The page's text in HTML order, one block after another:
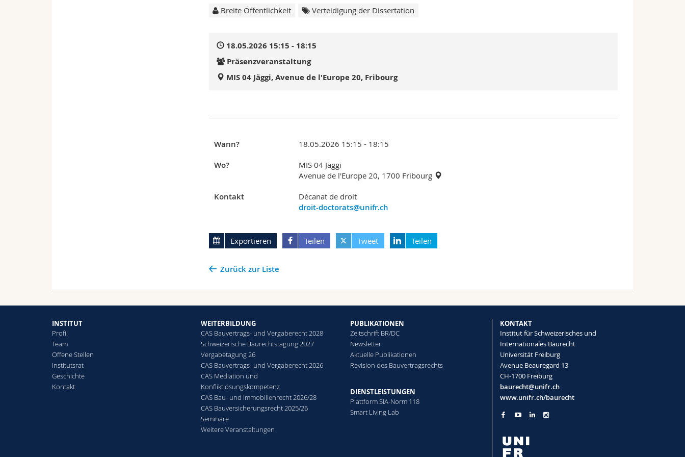
Breite Öffentlichkeit Verteidigung der Dissertation
18.05.2026 15:15 - 18:15
Präsenzveranstaltung
MIS 04 Jäggi, Avenue de l'Europe 20, Fribourg
Wann? 18.05.2026 15:15 - 18:15
Wo?
MIS 04 Jäggi
Avenue de l'Europe 20, 1700 Fribourg
Kontakt Décanat de droit
droit-doctorats@unifr.ch
Exportieren Teilen Tweet Teilen
Zurück zur Liste
INSTITUT
Profil
Team
Offene Stellen
Institutsrat
Geschichte
Kontakt
WEITERBILDUNG
CAS Bauvertrags- und Vergaberecht 2028
Schweizerische Baurechtstagung 2027
Vergabetagung 26
CAS Bauvertrags- und Vergaberecht 2026
CAS Mediation und
Konfliktlösungskompetenz
CAS Bau- und Immobilienrecht 2026/28
CAS Bauversicherungsrecht 2025/26
Seminare
Weitere Veranstaltungen
PUBLIKATIONEN
Zeitschrift BR/DC
Newsletter
Aktuelle Publikationen
Revision des Bauvertragsrechts
DIENSTLEISTUNGEN
Plattform SIA-Norm 118
Smart Living Lab
KONTAKT
Institut für Schweizerisches und
Internationales Baurecht
Universität Freiburg
Avenue Beauregard 13
CH-1700 Freiburg
baurecht@unifr.ch
www.unifr.ch/baurecht